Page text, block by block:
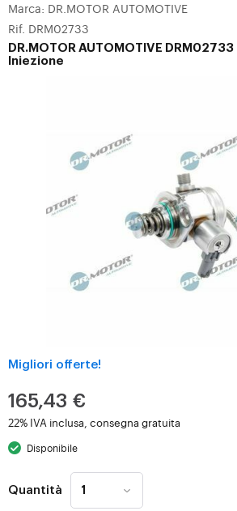
Marca: DR.MOTOR AUTOMOTIVE
Rif. DRM02733
DR.MOTOR AUTOMOTIVE DRM02733
Iniezione
Migliori offerte!
165,43 €
22% IVA inclusa, consegna gratuita
Disponibile
Quantità